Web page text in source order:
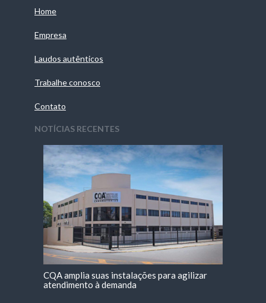
Home
Empresa
Laudos autênticos
Trabalhe conosco
Contato
NOTÍCIAS RECENTES
CQA amplia suas instalações para agilizar
atendimento à demanda